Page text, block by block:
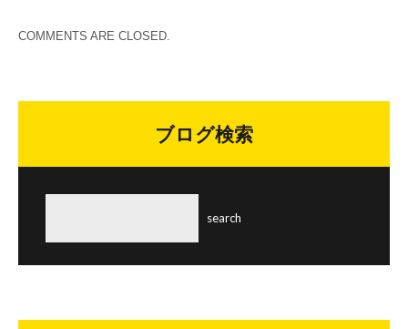
COMMENTS ARE CLOSED.
ブログ検索